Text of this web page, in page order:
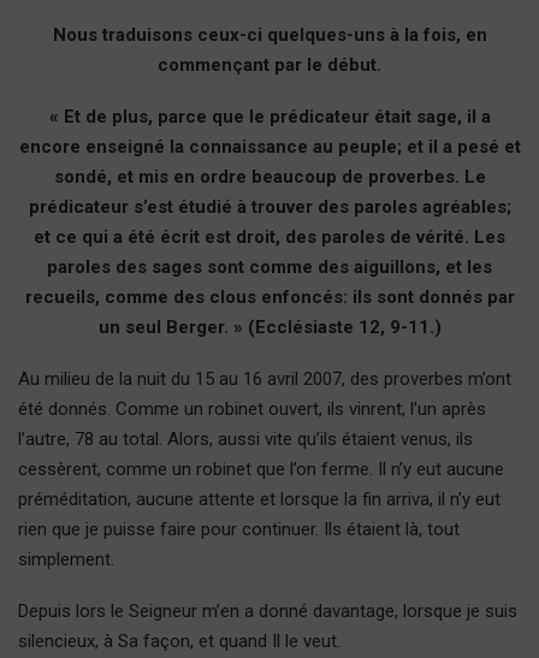
Nous traduisons ceux-ci quelques-uns à la fois, en
commençant par le début.
« Et de plus, parce que le prédicateur était sage, il a
encore enseigné la connaissance au peuple; et il a pesé et
sondé, et mis en ordre beaucoup de proverbes. Le
prédicateur s’est étudié à trouver des paroles agréables;
et ce qui a été écrit est droit, des paroles de vérité. Les
paroles des sages sont comme des aiguillons, et les
recueils, comme des clous enfoncés: ils sont donnés par
un seul Berger. » (Ecclésiaste 12, 9-11.)
Au milieu de la nuit du 15 au 16 avril 2007, des proverbes m’ont
été donnés. Comme un robinet ouvert, ils vinrent, l’un après
l’autre, 78 au total. Alors, aussi vite qu’ils étaient venus, ils
cessèrent, comme un robinet que l’on ferme. Il n’y eut aucune
préméditation, aucune attente et lorsque la fin arriva, il n’y eut
rien que je puisse faire pour continuer. Ils étaient là, tout
simplement.
Depuis lors le Seigneur m’en a donné davantage, lorsque je suis
silencieux, à Sa façon, et quand Il le veut.